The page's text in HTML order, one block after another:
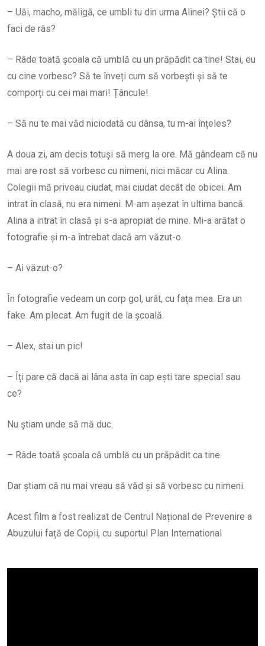
– Uăi, macho, măligă, ce umbli tu din urma Alinei? Știi că o
faci de râs?
– Râde toată școala că umblă cu un prăpădit ca tine! Stai, eu
cu cine vorbesc? Să te înveți cum să vorbești și să te
comporți cu cei mai mari! Țâncule!
– Să nu te mai văd niciodată cu dânsa, tu m-ai înțeles?
A doua zi, am decis totuși să merg la ore. Mă gândeam că nu
mai are rost să vorbesc cu nimeni, nici măcar cu Alina.
Colegii mă priveau ciudat, mai ciudat decât de obicei. Am
intrat în clasă, nu era nimeni. M-am așezat în ultima bancă.
Alina a intrat în clasă și s-a apropiat de mine. Mi-a arătat o
fotografie și m-a întrebat dacă am văzut-o.
– Ai văzut-o?
În fotografie vedeam un corp gol, urât, cu fața mea. Era un
fake. Am plecat. Am fugit de la școală.
– Alex, stai un pic!
– Îți pare că dacă ai lâna asta în cap ești tare special sau
ce?
Nu știam unde să mă duc.
– Râde toată școala că umblă cu un prăpădit ca tine.
Dar știam că nu mai vreau să văd și să vorbesc cu nimeni.
Acest film a fost realizat de Centrul Național de Prevenire a
Abuzului față de Copii, cu suportul Plan International